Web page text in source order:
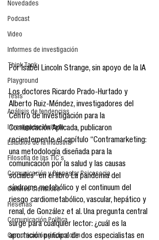
Novedades
Podcast
Video
Informes de investigación
Think Tank
Playground
Tesis
Análisis de tendencias
Investigador Invitado
Estudios de la industria
Filosofía de las TIC´s
Comunicación y Bienestar Psicosocia
Carteles Científicos
Reseñas
Comunicación Política
Comunicación y Educación
Por Isabel Lincoln Strange, sin apoyo de la IA
Los doctores Ricardo Prado-Hurtado y
Alberto Ruiz-Méndez, investigadores del
Centro de Investigación para la
Comunicación Aplicada, publicaron
recientemente el capítulo “Contramarketing:
una metodología diseñada para la
comunicación por la salud y las causas
sociales” en el libro La pandemia del
síndrome metabólico y el continuum del
riesgo cardiometabólico, vascular, hepático y
renal, de González et al. Una pregunta central
surge para cualquier lector: ¿cuál es la
aportación principal de dos especialistas en